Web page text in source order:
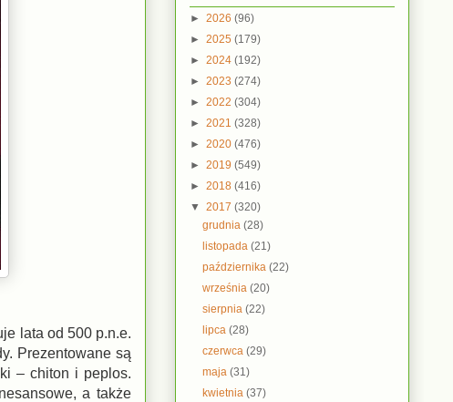
lata od 500 p.n.e.
Prezentowane są
– chiton i peplos.
a także
► 2026 (96)
► 2025 (179)
► 2024 (192)
► 2023 (274)
► 2022 (304)
► 2021 (328)
► 2020 (476)
► 2019 (549)
► 2018 (416)
▼ 2017 (320)
grudnia(28)
listopada(21)
października(22)
września(20)
sierpnia(22)
lipca(28)
czerwca(29)
maja(31)
kwietnia(37)